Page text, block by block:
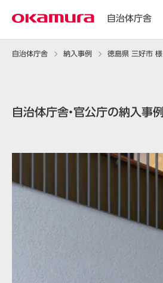
自治体庁舎
自治体庁舎 納入事例 徳島県 三好市 様
自治体庁舎・官公庁の納入事例